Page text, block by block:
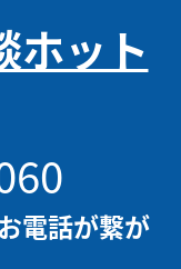
ホット
電話が繋が